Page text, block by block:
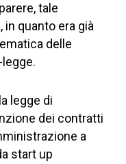
tale
quanto era già
delle
legge di
dei contratti
a
start up